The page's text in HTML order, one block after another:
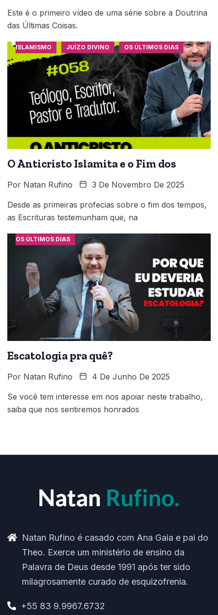
Este é o primeiro vídeo de uma série sobre a Doutrina
das Últimas Coisas.
ISLAMISMO JUÍZO DIVINO OS ÚLTIMOS DIAS
O Anticristo Islamita e o Fim dos
Por Natan Rufino 3 De Novembro De 2025
Desde as primeiras profecias sobre o fim dos tempos,
as Escrituras testemunham que, na
OS ÚLTIMOS DIAS
Escatologia pra quê?
Por Natan Rufino 4 De Junho De 2025
Se você tem interesse em nos apoiar neste trabalho,
saiba que nos sentiremos honrados
Natan Rufino é casado com Ana Gaia e pai do
Theo. Exerce um ministério de ensino da
Palavra de Deus desde 1991 após ter sido
milagrosamente curado de esquizofrenia.
+55 83 9.9967.6732